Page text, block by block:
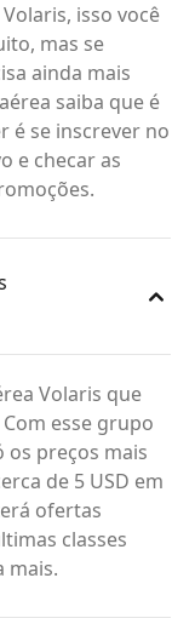
isso você
mas se
ainda mais
saiba que é
é se inscrever no
e checar as
Volaris que
esse grupo
os preços mais
de 5 USD em
ofertas
classes
mais.